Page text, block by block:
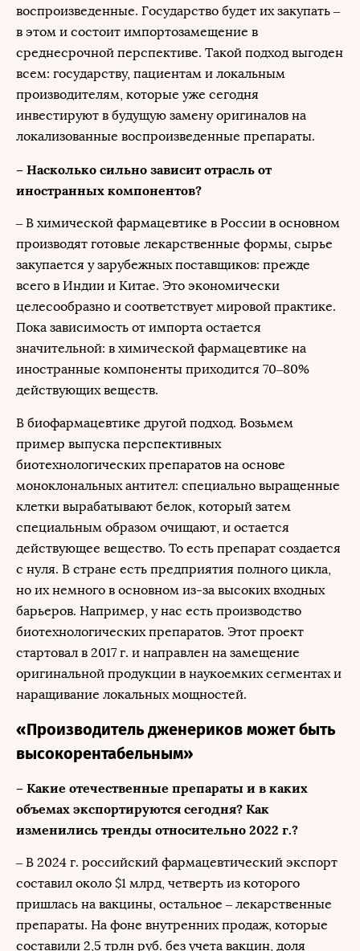
воспроизведенные. Государство будет их закупать –
в этом и состоит импортозамещение в
среднесрочной перспективе. Такой подход выгоден
всем: государству, пациентам и локальным
производителям, которые уже сегодня
инвестируют в будущую замену оригиналов на
локализованные воспроизведенные препараты.
– Насколько сильно зависит отрасль от
иностранных компонентов?
– В химической фармацевтике в России в основном
производят готовые лекарственные формы, сырье
закупается у зарубежных поставщиков: прежде
всего в Индии и Китае. Это экономически
целесообразно и соответствует мировой практике.
Пока зависимость от импорта остается
значительной: в химической фармацевтике на
иностранные компоненты приходится 70–80%
действующих веществ.
В биофармацевтике другой подход. Возьмем
пример выпуска перспективных
биотехнологических препаратов на основе
моноклональных антител: специально выращенные
клетки вырабатывают белок, который затем
специальным образом очищают, и остается
действующее вещество. То есть препарат создается
с нуля. В стране есть предприятия полного цикла,
но их немного в основном из-за высоких входных
барьеров. Например, у нас есть производство
биотехнологических препаратов. Этот проект
стартовал в 2017 г. и направлен на замещение
оригинальной продукции в наукоемких сегментах и
наращивание локальных мощностей.
«Производитель дженериков может быть
высокорентабельным»
– Какие отечественные препараты и в каких
объемах экспортируются сегодня? Как
изменились тренды относительно 2022 г.?
– В 2024 г. российский фармацевтический экспорт
составил около $1 млрд, четверть из которого
пришлась на вакцины, остальное – лекарственные
препараты. На фоне внутренних продаж, которые
составили 2,5 трлн руб. без учета вакцин, доля